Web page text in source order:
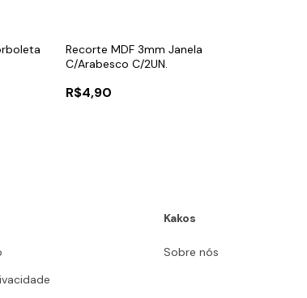
Recorte MDF 3mm Janela
C/Arabesco C/2UN.
R$4,90
Kakos
Sobre nós